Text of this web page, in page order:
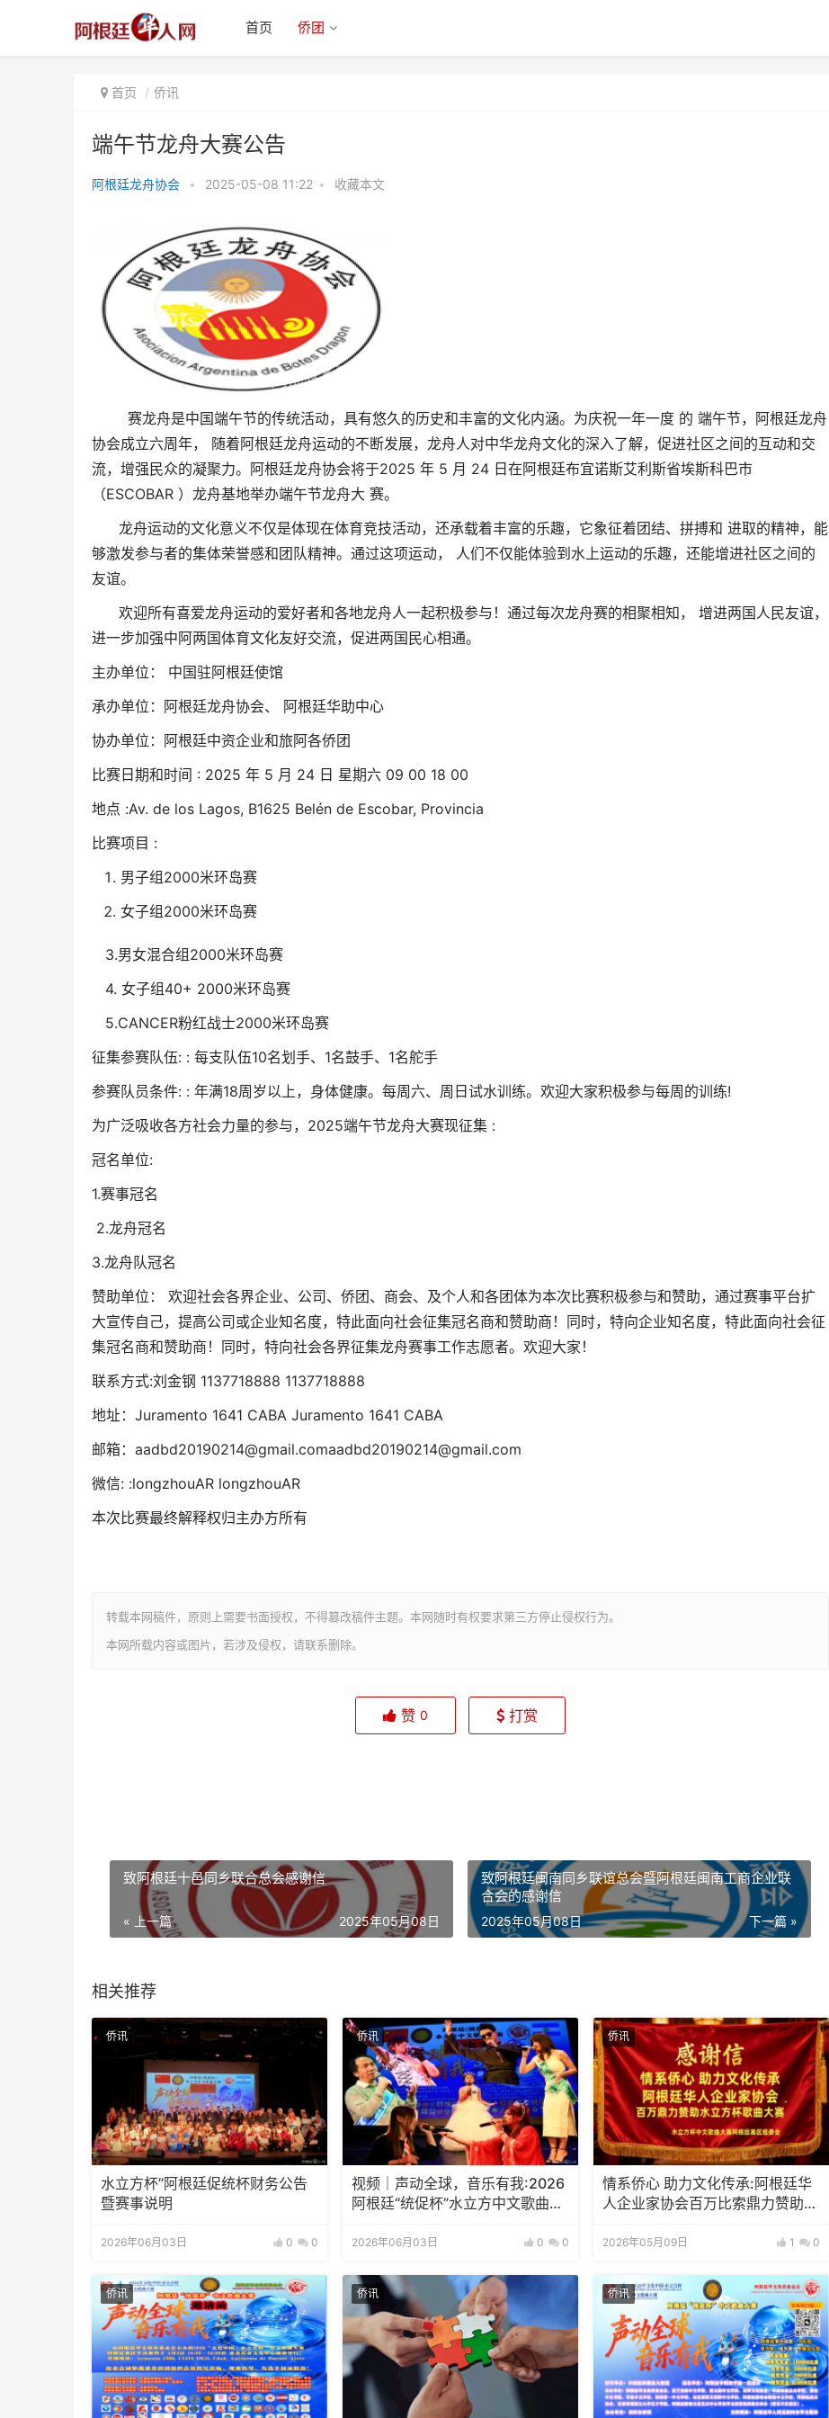
首页 侨团
首页 侨讯
端午节龙舟大赛公告
阿根廷龙舟协会 • 2025-05-08 11:22 • 收藏本文
赛龙舟是中国端午节的传统活动，具有悠久的历史和丰富的文化内涵。为庆祝一年一度 的 端午节，阿根廷龙舟
协会成立六周年， 随着阿根廷龙舟运动的不断发展，龙舟人对中华龙舟文化的深入了解，促进社区之间的互动和交
流，增强民众的凝聚力。阿根廷龙舟协会将于2025 年 5 月 24 日在阿根廷布宜诺斯艾利斯省埃斯科巴市
（ESCOBAR ）龙舟基地举办端午节龙舟大 赛。
龙舟运动的文化意义不仅是体现在体育竞技活动，还承载着丰富的乐趣，它象征着团结、拼搏和 进取的精神，能
够激发参与者的集体荣誉感和团队精神。通过这项运动， 人们不仅能体验到水上运动的乐趣，还能增进社区之间的
友谊。
欢迎所有喜爱龙舟运动的爱好者和各地龙舟人一起积极参与！通过每次龙舟赛的相聚相知， 增进两国人民友谊，
进一步加强中阿两国体育文化友好交流，促进两国民心相通。
主办单位： 中国驻阿根廷使馆
承办单位：阿根廷龙舟协会、 阿根廷华助中心
协办单位：阿根廷中资企业和旅阿各侨团
比赛日期和时间 : 2025 年 5 月 24 日 星期六 09 00 18 00
地点 :Av. de los Lagos, B1625 Belén de Escobar, Provincia
比赛项目 :
男子组2000米环岛赛
女子组 2000米环岛赛
3.男女混合组 2000米环岛赛
4. 女子组40+ 2000米环岛赛
5.CANCER粉红战士2000米环岛赛
征集参赛队伍: : 每支队伍10名划手、1名鼓手、1名舵手
参赛队员条件: : 年满18周岁以上，身体健康。每周六、周日试水训练。欢迎大家积极参与每周的训练!
为广泛吸收各方社会力量的参与，2025端午节龙舟大赛现征集 :
冠名单位:
1.赛事冠名
2.龙舟冠名
3.龙舟队冠名
赞助单位： 欢迎社会各界企业、公司、侨团、商会、及个人和各团体为本次比赛积极参与和赞助，通过赛事平台扩
大宣传自己，提高公司或企业知名度，特此面向社会征集冠名商和赞助商！同时，特向企业知名度，特此面向社会征
集冠名商和赞助商！同时，特向社会各界征集龙舟赛事工作志愿者。欢迎大家！
联系方式:刘金钢 1137718888 1137718888
地址：Juramento 1641 CABA Juramento 1641 CABA
邮箱：aadbd20190214@gmail.comaadbd20190214@gmail.com
微信: :longzhouAR longzhouAR
本次比赛最终解释权归主办方所有
转载本网稿件，原则上需要书面授权，不得篡改稿件主题。本网随时有权要求第三方停止侵权行为。
本网所载内容或图片，若涉及侵权，请联系删除。
赞 0 打赏
致阿根廷十邑同乡联合总会感谢信
« 上一篇 2025年05月08日
致阿根廷闽南同乡联谊总会暨阿根廷闽南工商企业联
合会的感谢信
下一篇 »
2025年05月08日
相关推荐
侨讯
水立方杯”阿根廷促统杯财务公告
暨赛事说明
2026年06月03日 0 0
侨讯
视频｜声动全球，音乐有我:2026
阿根廷“统促杯”水立方中文歌曲大
2026年06月03日 0 0
侨讯
情系侨心 助力文化传承:阿根廷华
人企业家协会百万比索鼎力赞助水
2026年05月09日 1 0
侨讯 侨讯 侨讯